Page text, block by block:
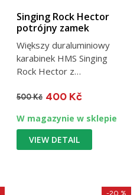
Singing Rock Hector
potrójny zamek
Większy duraluminiowy
karabinek HMS Singing
Rock Hector z
lock...
500 Kč 400 Kč
W magazynie w sklepie
VIEW DETAIL
-20 %